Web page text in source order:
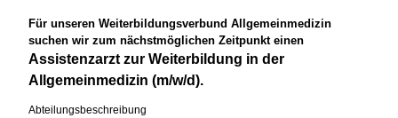
Für unseren Weiterbildungsverbund Allgemeinmedizin
suchen wir zum nächstmöglichen Zeitpunkt einen
Assistenzarzt zur Weiterbildung in der
Allgemeinmedizin (m/w/d).
Abteilungsbeschreibung